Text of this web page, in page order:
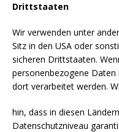
Drittstaaten
Wir verwenden unter
Sitz in den USA oder
sicheren Drittstaaten.
personenbezogene
dort verarbeitet werden.
hin, dass in diesen
Datenschutzniveau